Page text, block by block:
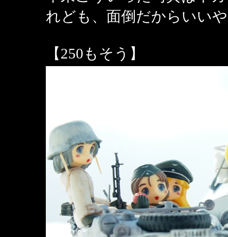
れども、面倒だからいい
【250もそう】